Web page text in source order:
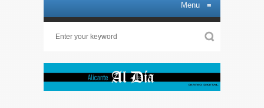
Menu ≡